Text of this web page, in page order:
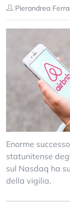
Pierandrea
Enorme
statunitense
sul Nasdaq ha
della vigilia.